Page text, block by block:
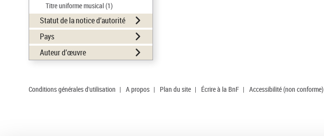
Titre uniforme musical(1)
Statut de la notice d’autorité
Pays
Auteur d’œuvre
Conditions générales d'utilisation | A propos | Plan du site | Écrire à la BnF | Accessibilité (non conforme)